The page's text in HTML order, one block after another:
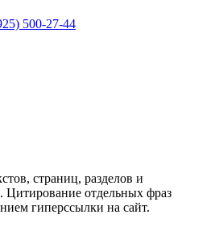
500-27-44
страниц, разделов и
Цитирование отдельных фраз
гиперссылки на сайт.